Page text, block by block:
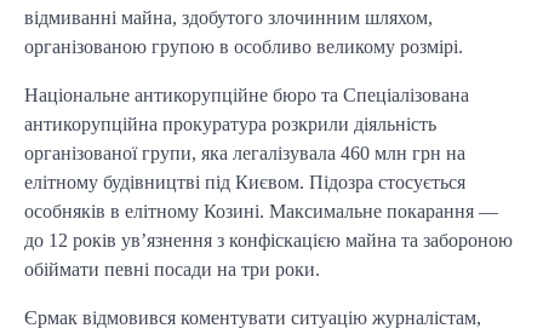
відмиванні майна, здобутого злочинним шляхом,
організованою групою в особливо великому розмірі.
Національне антикорупційне бюро та Спеціалізована
антикорупційна прокуратура розкрили діяльність
організованої групи, яка легалізувала 460 млн грн на
елітному будівництві під Києвом. Підозра стосується
особняків в елітному Козині. Максимальне покарання —
до 12 років ув’язнення з конфіскацією майна та забороною
обіймати певні посади на три роки.
Єрмак відмовився коментувати ситуацію журналістам,